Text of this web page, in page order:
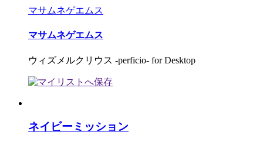
マサムネゲエムス
マサムネゲエムス
ウィズメルクリウス -perficio- for Desktop
ネイビーミッション